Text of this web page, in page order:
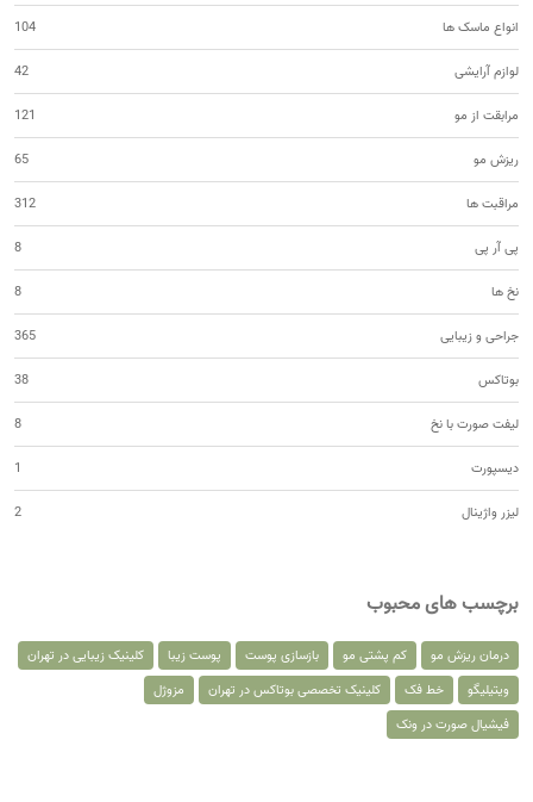
انواع ماسک ها 104
لوازم آرایشی 42
مرابقت از مو 121
ریزش مو 65
مراقبت ها 312
پی آر پی 8
نخ ها 8
جراحی و زیبایی 365
بوتاکس 38
لیفت صورت با نخ 8
دیسپورت 1
لیزر واژینال 2
برچسب های محبوب
درمان ریزش مو کم پشتی مو بازسازی پوست پوست زیبا
کلینیک زیبایی در تهران
ویتیلیگو
خط فک کلینیک تخصصی بوتاکس در تهران
مزوژل
فیشیال صورت در ونک